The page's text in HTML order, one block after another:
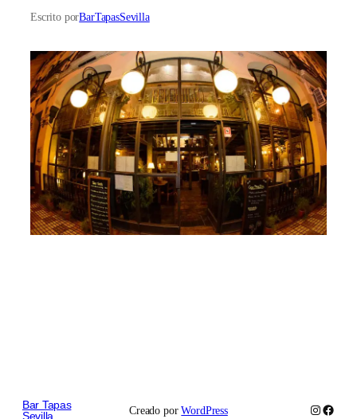
Escrito porBarTapasSevilla
Bar Tapas
Sevilla
Creado porWordPress Instagram